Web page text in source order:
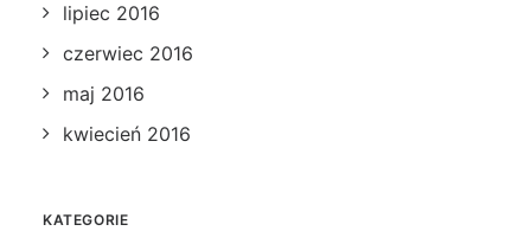
lipiec 2016
czerwiec 2016
maj 2016
kwiecień 2016
KATEGORIE